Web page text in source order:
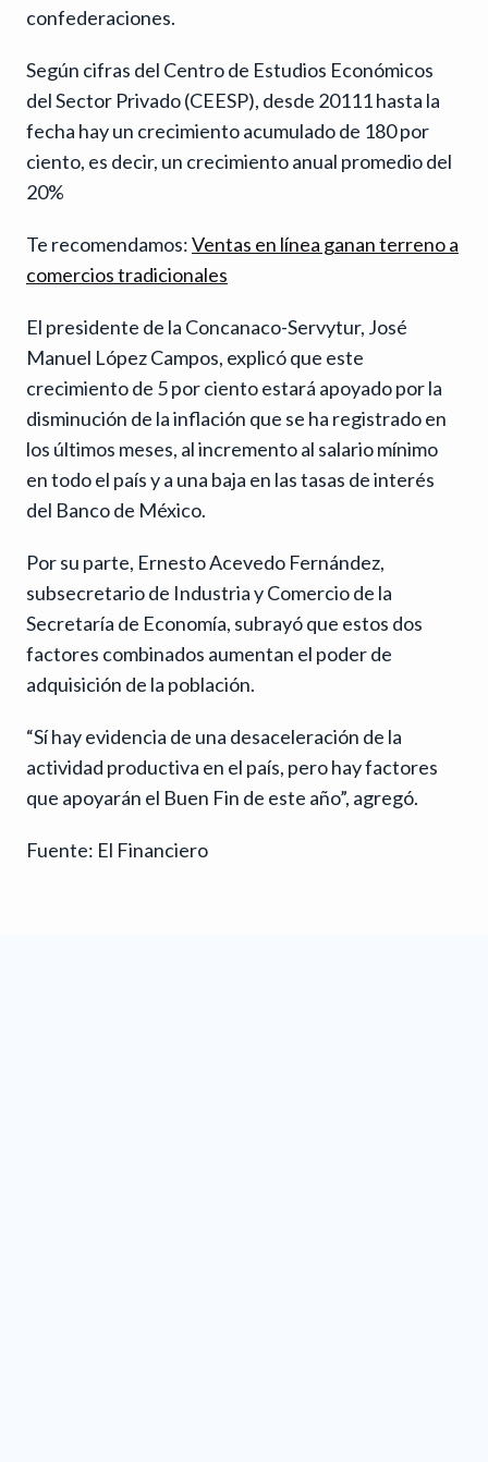
confederaciones.
Según cifras del Centro de Estudios Económicos
del Sector Privado (CEESP), desde 20111 hasta la
fecha hay un crecimiento acumulado de 180 por
ciento, es decir, un crecimiento anual promedio del
20%
Te recomendamos:Ventas en línea ganan terreno a
comercios tradicionales
El presidente de la Concanaco-Servytur, José
Manuel López Campos, explicó que este
crecimiento de 5 por ciento estará apoyado por la
disminución de la inflación que se ha registrado en
los últimos meses, al incremento al salario mínimo
en todo el país y a una baja en las tasas de interés
del Banco de México.
Por su parte, Ernesto Acevedo Fernández,
subsecretario de Industria y Comercio de la
Secretaría de Economía, subrayó que estos dos
factores combinados aumentan el poder de
adquisición de la población.
“Sí hay evidencia de una desaceleración de la
actividad productiva en el país, pero hay factores
que apoyarán el Buen Fin de este año”, agregó.
Fuente: El Financiero